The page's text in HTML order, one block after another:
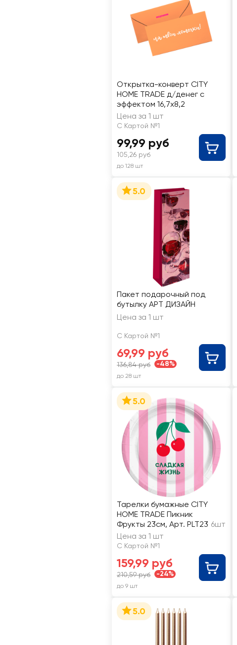
Открытка-конверт CITY
HOME TRADE д/денег c
эффектом 16,7х8,2
Цена за 1 шт
С Картой №1
99,99 руб
105,26 руб
до 128 шт
5.0
Пакет подарочный под
бутылку АРТ ДИЗАЙН
Цена за 1 шт
С Картой №1
69,99 руб
136,84 руб -48%
до 28 шт
5.0
Тарелки бумажные CITY
HOME TRADE Пикник
Фрукты 23см, Арт. PLT23 6шт
Цена за 1 шт
С Картой №1
159,99 руб
210,59 руб -24%
до 9 шт
5.0